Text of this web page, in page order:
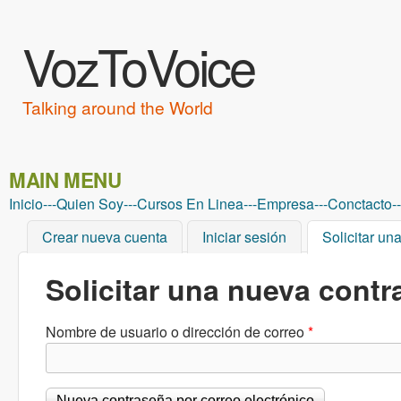
VozToVoice
Talking around the World
MAIN MENU
Inicio---Quien Soy---Cursos En Linea---Empresa---Conctacto
Crear nueva cuenta
Iniciar sesión Solicitar
Solicitar una nueva
Nombre de usuario o dirección de correo*